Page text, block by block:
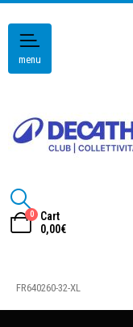
menu
0
Cart
0,00€
FR640260-32-XL